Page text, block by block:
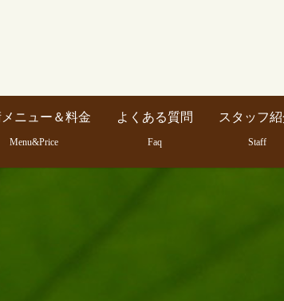
ニュー＆料金
Menu&Price
よくある質問
Faq
スタッフ
Staff